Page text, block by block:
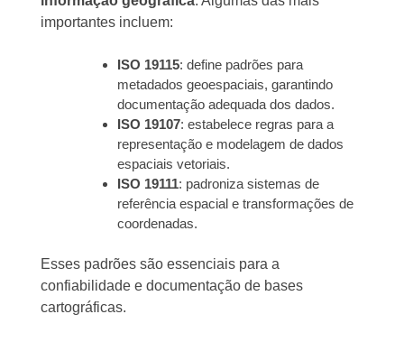
importantes incluem:
ISO 19115: define padrões para
metadados geoespaciais, garantindo
documentação adequada dos dados.
ISO 19107: estabelece regras para a
representação e modelagem de dados
espaciais vetoriais.
ISO 19111: padroniza sistemas de
referência espacial e transformações de
coordenadas.
Esses padrões são essenciais para a
confiabilidade e documentação de bases
cartográficas.